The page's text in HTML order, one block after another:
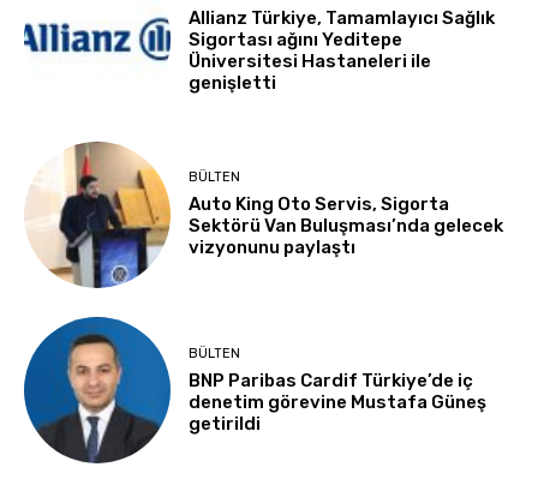
Allianz Türkiye, Tamamlayıcı Sağlık
Sigortası ağını Yeditepe
Üniversitesi Hastaneleri ile
genişletti
BÜLTEN
Auto King Oto Servis, Sigorta
Sektörü Van Buluşması’nda gelecek
vizyonunu paylaştı
BÜLTEN
BNP Paribas Cardif Türkiye’de iç
denetim görevine Mustafa Güneş
getirildi